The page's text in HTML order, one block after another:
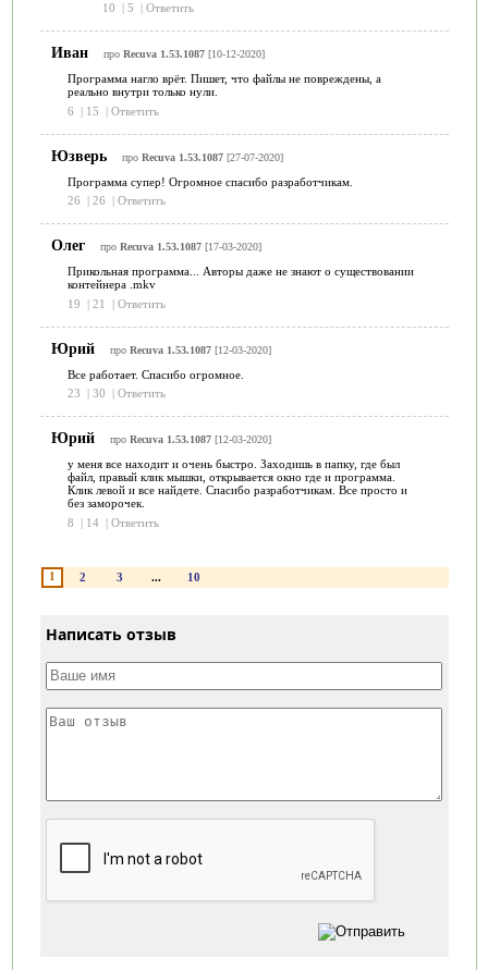
10
| 5 | Ответить
Иван про Recuva 1.53.1087[10-12-2020]
Программа нагло врёт. Пишет, что файлы не повреждены, а
реально внутри только нули.
6
| 15 | Ответить
Юзверь про Recuva 1.53.1087[27-07-2020]
Программа супер! Огромное спасибо разработчикам.
26
| 26 | Ответить
Олег про Recuva 1.53.1087[17-03-2020]
Прикольная программа... Авторы даже не знают о существовании
контейнера .mkv
19
| 21 | Ответить
Юрий про Recuva 1.53.1087[12-03-2020]
Все работает. Спасибо огромное.
23
| 30 | Ответить
Юрий про Recuva 1.53.1087[12-03-2020]
у меня все находит и очень быстро. Заходишь в папку, где был
файл, правый клик мышки, открывается окно где и программа.
Клик левой и все найдете. Спасибо разработчикам. Все просто и
без заморочек.
8
| 14 | Ответить
1 2 3 ... 10
Написать отзыв